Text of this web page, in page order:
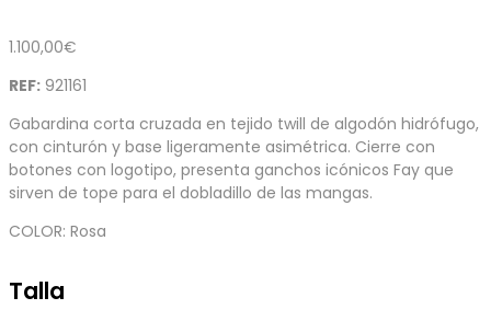
1.100,00€
REF: 921161
Gabardina corta cruzada en tejido twill de algodón hidrófugo,
con cinturón y base ligeramente asimétrica. Cierre con
botones con logotipo, presenta ganchos icónicos Fay que
sirven de tope para el dobladillo de las mangas.
COLOR: Rosa
Talla